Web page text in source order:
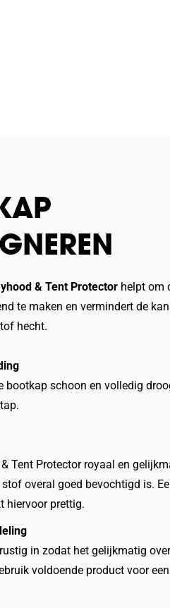
& Tent Protector helpt om
te maken en vermindert de
hecht.
bootkap schoon en volledig
Tent Protector royaal en
overal goed bevochtigd is.
hiervoor prettig.
in zodat het gelijkmatig
voldoende product voor